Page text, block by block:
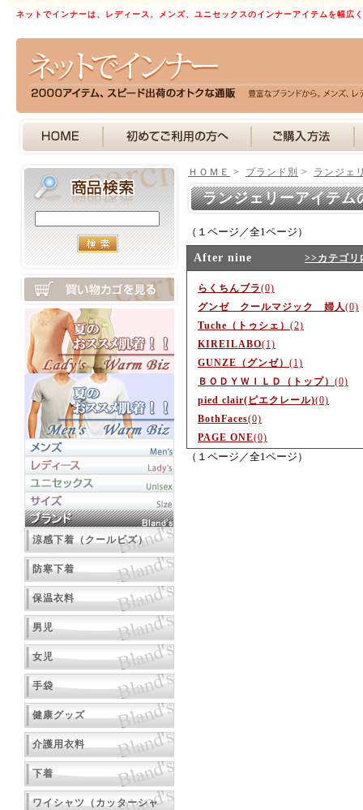
ネットでインナーは、レディース、メンズ、ユニセックスのインナーアイテムを幅広
涼感下着（クールビズ）
防寒下着
保温衣料
男児
女児
手袋
健康グッズ
介護用衣料
下着
ワイシャツ（カッターシャ
ＨＯＭＥ > ブランド別 > ランジェ
ランジェリーアイテ
（１ページ／全1ページ）
After nine >>カテゴリ
らくちんブラ(0)
グンゼ クールマジック 婦人 (0)
Tuche（トゥシェ） (2)
KIREILABO(1)
GUNZE（グンゼ） (1)
ＢＯＤＹＷＩＬＤ（トップ） (0)
pied clair(ピエクレール)(0)
BothFaces(0)
PAGE ONE(0)
（１ページ／全1ページ）